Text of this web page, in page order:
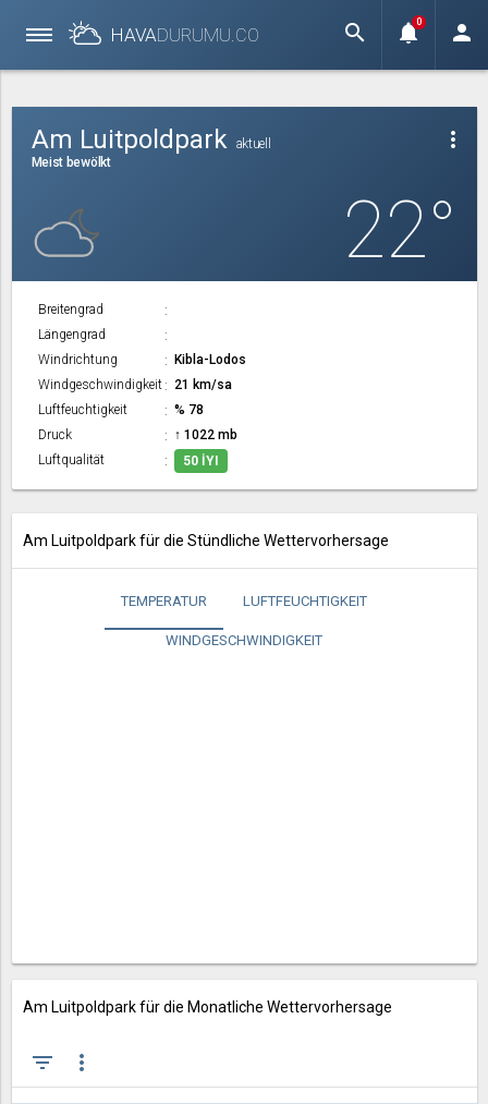
HAVADURUMU.CO search notifications
0 person
more_vert
Am Luitpoldpark
aktuell
Meist bewölkt
22°
Breitengrad
Längengrad
Windrichtung
Kibla-Lodos
Windgeschwindigkeit
21 km/sa
Luftfeuchtigkeit
% 78
Druck
↑ 1022 mb
Luftqualität
50 İYI
Am Luitpoldpark für die Stündliche Wettervorhersage
TEMPERATUR LUFTFEUCHTIGKEIT
WINDGESCHWINDIGKEIT
Am Luitpoldpark für die Monatliche Wettervorhersage
filter_list more_vert